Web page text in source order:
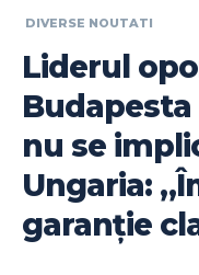
DIVERSE NOUTATI
Liderul
Budapesta
nu se
Ungaria:
garanție